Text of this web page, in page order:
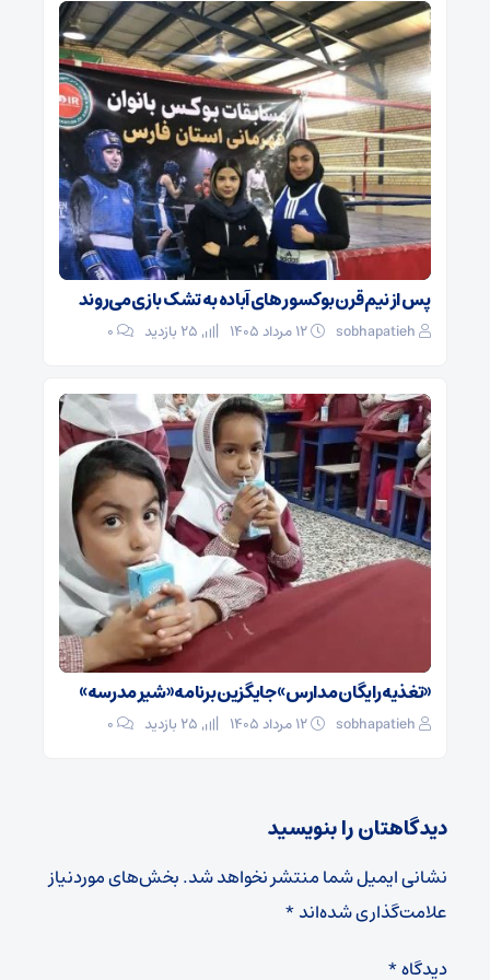
پس از نیم قرن بوکسور های آباده به تشک بازی می‌روند
sobhapatieh ۰
«تغذیه رایگان مدارس» جایگزین برنامه «شیر مدرسه»
sobhapatieh ۰
دیدگاهتان را بنویسید
نشانی ایمیل شما منتشر نخواهد شد.بخش‌های موردنیاز
علامت‌گذاری شده‌اند*
دیدگاه*